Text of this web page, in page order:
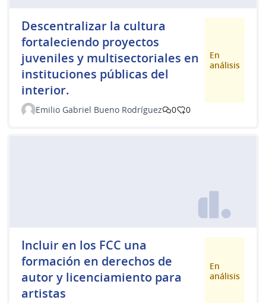
Descentralizar la cultura
fortaleciendo proyectos
juveniles y multisectoriales en
instituciones públicas del
interior.
En
análisis
Emilio Gabriel Bueno Rodríguez 0 0
Incluir en los FCC una
formación en derechos de
autor y licenciamiento para
artistas
En
análisis